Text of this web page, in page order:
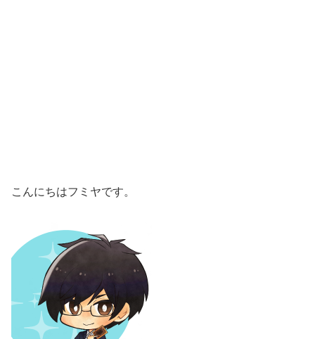
こんにちはフミヤです。